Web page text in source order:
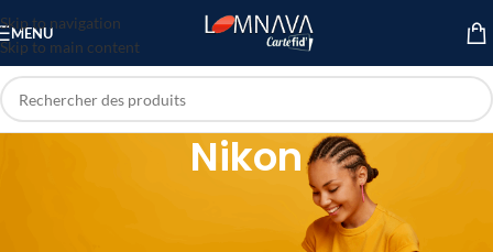
Skip to navigation
Skip to main content
MENU
Nikon
Autres Marques